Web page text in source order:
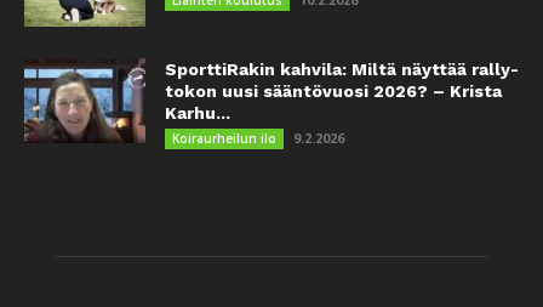
SporttiRakin kahvila: Miltä näyttää rally-
tokon uusi sääntövuosi 2026? – Krista
Karhu...
Koiraurheilun ilo 9.2.2026